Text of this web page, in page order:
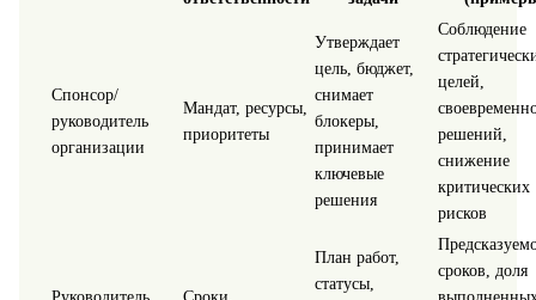
Спонсор/
руководитель
организации
Мандат, ресурсы,
приоритеты
Утверждает
цель, бюджет,
снимает
блокеры,
принимает
ключевые
решения
Соблюдение
целей,
решений,
снижение
критических
рисков
План работ,
статусы,
сроков, доля